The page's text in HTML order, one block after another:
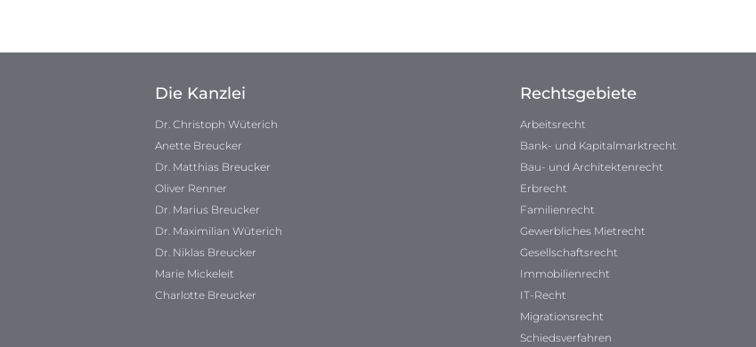
Die Kanzlei
Dr. Christoph Wüterich
Anette Breucker
Dr. Matthias Breucker
Oliver Renner
Dr. Marius Breucker
Dr. Maximilian Wüterich
Dr. Niklas Breucker
Marie Mickeleit
Charlotte Breucker
Rechtsgebiete
Arbeitsrecht
Bank- und Kapitalmarktrecht
Bau- und Architektenrecht
Erbrecht
Familienrecht
Gewerbliches Mietrecht
Gesellschaftsrecht
Immobilienrecht
IT-Recht
Migrationsrecht
Schiedsverfahren